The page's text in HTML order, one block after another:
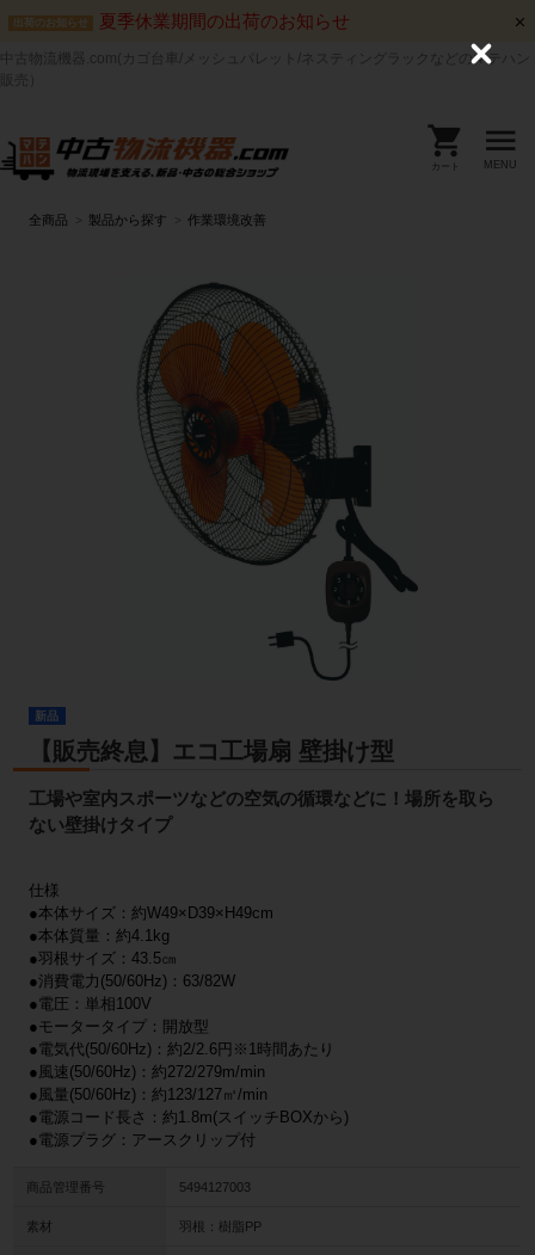
出荷のお知らせ 夏季休業期間の出荷のお知らせ
中古物流機器.com(カゴ台車/メッシュパレット/ネスティングラックなどのマテハン
カート MENU
全商品 製品から探す 作業環境改善
新品
【販売終息】エコ工場扇 壁掛け型
工場や室内スポーツなどの空気の循環などに！場所を取ら
ない壁掛けタイプ
仕様
●本体サイズ：約W49×D39×H49cm
●本体質量：約4.1kg
●羽根サイズ：43.5㎝
●消費電力(50/60Hz)：63/82W
●電圧：単相100V
●モータータイプ：開放型
●電気代(50/60Hz)：約2/2.6円※1時間あたり
●風速(50/60Hz)：約272/279m/min
●風量(50/60Hz)：約123/127㎥/min
●電源コード長さ：約1.8m(スイッチBOXから)
●電源プラグ：アースクリップ付
商品管理番号 5494127003
素材 羽根：樹脂PP
C
e